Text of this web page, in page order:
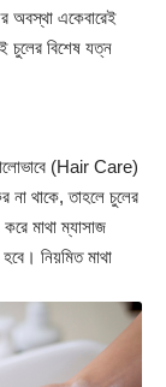
অবস্থা একেবারেই
চুলের বিশেষ যত্ন
(Hair Care)
না থাকে, তাহলে চুলের
মাথা ম্যাসাজ
নিয়মিত মাথা